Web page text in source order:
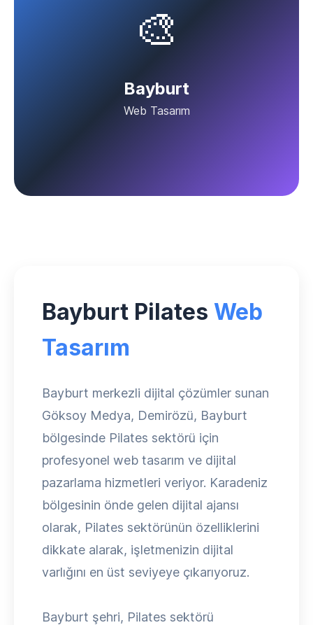
🎨
Bayburt
Web Tasarım
Bayburt Pilates Web
Tasarım
Bayburt merkezli dijital çözümler sunan
Göksoy Medya, Demirözü, Bayburt
bölgesinde Pilates sektörü için
profesyonel web tasarım ve dijital
pazarlama hizmetleri veriyor. Karadeniz
bölgesinin önde gelen dijital ajansı
olarak, Pilates sektörünün özelliklerini
dikkate alarak, işletmenizin dijital
varlığını en üst seviyeye çıkarıyoruz.
Bayburt şehri, Pilates sektörü